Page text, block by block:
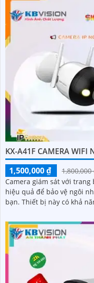
KX-A41F CAMERA WIFI
1,500,000 ₫
1,800,000
Camera giám sát với
hiệu quả để bảo vệ ngôi
bạn. Thiết bị này có